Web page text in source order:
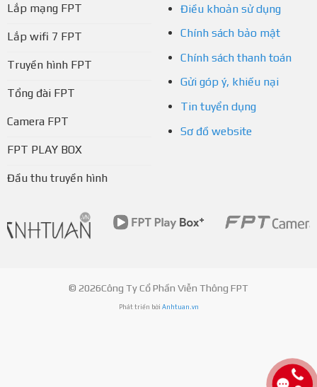
Lắp mạng FPT
Lắp wifi 7 FPT
Truyền hình FPT
Tổng đài FPT
Camera FPT
FPT PLAY BOX
Đầu thu truyền hình
Điều khoản sử dụng
Chính sách bảo mật
Chính sách thanh toán
Gửi góp ý, khiếu nại
Tin tuyển dụng
Sơ đồ website
© 2026Công Ty Cổ Phần Viễn Thông FPT
Phát triển bởi Anhtuan.vn